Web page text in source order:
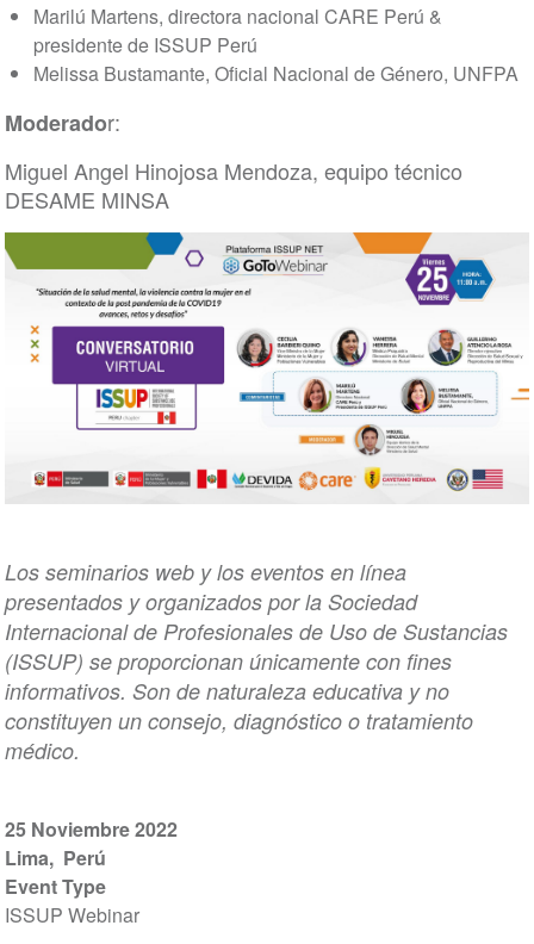
25 Noviembre 2022
Lima
Perú
Event Type
ISSUP Webinar
Marilú Martens, directora nacional CARE Perú &
presidente de ISSUP Perú
Melissa Bustamante, Oficial Nacional de Género, UNFPA
Moderador:
Miguel Angel Hinojosa Mendoza, equipo técnico
DESAME MINSA
Los seminarios web y los eventos en línea
presentados y organizados por la Sociedad
Internacional de Profesionales de Uso de Sustancias
(ISSUP) se proporcionan únicamente con fines
informativos. Son de naturaleza educativa y no
constituyen un consejo, diagnóstico o tratamiento
médico.